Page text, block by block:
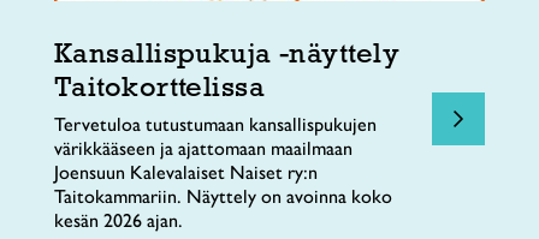
Kansallispukuja -näyttely
Taitokorttelissa
Tervetuloa tutustumaan kansallispukujen
värikkääseen ja ajattomaan maailmaan
Joensuun Kalevalaiset Naiset ry:n
Taitokammariin. Näyttely on avoinna koko
kesän 2026 ajan.